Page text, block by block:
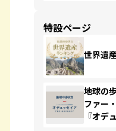
特設ページ
世界遺
地球の
ファー
『オデ